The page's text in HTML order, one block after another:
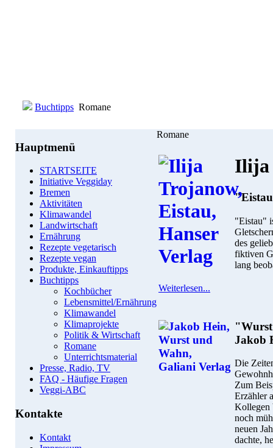
Buchtipps Romane
Hauptmenü
STARTSEITE
Initiative Veggiday
Bremen
Aktivitäten
Klimawandel
Landwirtschaft
Ernährung
Rezepte vegetarisch
Rezepte vegan
Produkte, Einkauftipps
Buchtipps
Kochbücher
Lebensmittel/Ernährung
Klimawandel
Klimaprojekte
Politik & Wirtschaft
Romane
Unterrichtsmaterial
Presse, Radio, TV
FAQ - Häufige Fragen
Veggi-ABC
Kontakte
Kontakt
Romane
Ilija
"Eistau"
des
fiktiven
lang
Weiterlesen...
Jakob
Die
Zum
Erzähler
Kollegen
noch
neuen
dachte,